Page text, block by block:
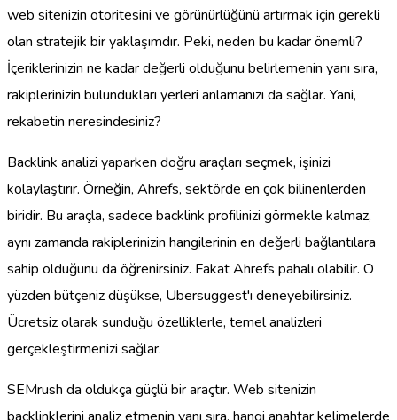
web sitenizin otoritesini ve görünürlüğünü artırmak için gerekli
olan stratejik bir yaklaşımdır. Peki, neden bu kadar önemli?
İçeriklerinizin ne kadar değerli olduğunu belirlemenin yanı sıra,
rakiplerinizin bulundukları yerleri anlamanızı da sağlar. Yani,
rekabetin neresindesiniz?
Backlink analizi yaparken doğru araçları seçmek, işinizi
kolaylaştırır. Örneğin, Ahrefs, sektörde en çok bilinenlerden
biridir. Bu araçla, sadece backlink profilinizi görmekle kalmaz,
aynı zamanda rakiplerinizin hangilerinin en değerli bağlantılara
sahip olduğunu da öğrenirsiniz. Fakat Ahrefs pahalı olabilir. O
yüzden bütçeniz düşükse, Ubersuggest'ı deneyebilirsiniz.
Ücretsiz olarak sunduğu özelliklerle, temel analizleri
gerçekleştirmenizi sağlar.
SEMrush da oldukça güçlü bir araçtır. Web sitenizin